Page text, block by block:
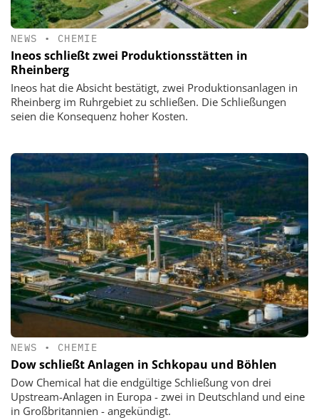
NEWS • CHEMIE
Ineos schließt zwei Produktionsstätten in
Rheinberg
Ineos hat die Absicht bestätigt, zwei Produktionsanlagen in
Rheinberg im Ruhrgebiet zu schließen. Die Schließungen
seien die Konsequenz hoher Kosten.
NEWS • CHEMIE
Dow schließt Anlagen in Schkopau und Böhlen
Dow Chemical hat die endgültige Schließung von drei
Upstream-Anlagen in Europa - zwei in Deutschland und eine
in Großbritannien - angekündigt.